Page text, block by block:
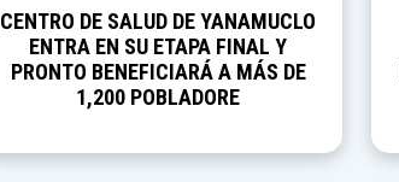
CENTRO DE SALUD DE YANAMUCLO
ENTRA EN SU ETAPA FINAL Y
PRONTO BENEFICIARÁ A MÁS DE
1,200 POBLADORE